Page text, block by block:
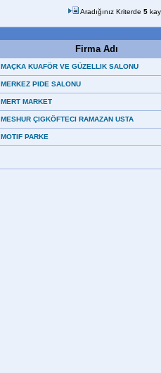
Aradığınız Kriterde 5
Firma Adı
MAÇKA KUAFÖR VE GÜZELLIK SALONU
MERKEZ PIDE SALONU
MERT MARKET
MESHUR ÇIGKÖFTECI RAMAZAN USTA
MOTIF PARKE